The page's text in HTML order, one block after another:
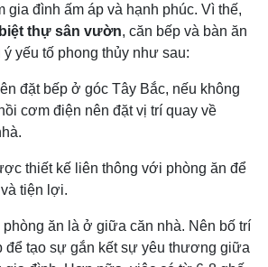
gia đình ấm áp và hạnh phúc. Vì thế,
thự sân vườn, căn bếp và bàn ăn
yếu tố phong thủy như sau:
đặt bếp ở góc Tây Bắc, nếu không
cơm điện nên đặt vị trí quay về
thiết kế liên thông với phòng ăn để
tiện lợi.
phòng ăn là ở giữa căn nhà. Nên bố trí
để tạo sự gắn kết sự yêu thương giữa